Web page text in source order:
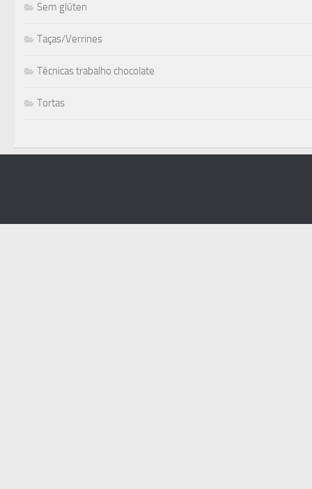
Sem glúten
Taças/Verrines
Técnicas trabalho chocolate
Tortas